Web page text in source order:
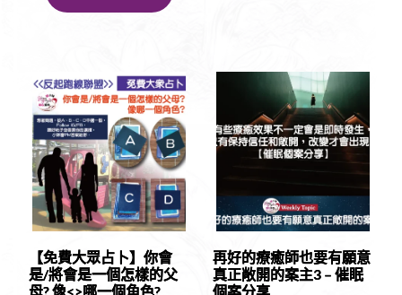
愛，
但
並
不
代
表
愛
就
不
在】
催
眠
我
即
刻
變
大
個……】”
【免費大眾占卜】你會
是/將會是一個怎樣的父
母? 像<>哪一個角色?
再好的療癒師也要有願意
真正敞開的案主3 – 催眠
個案分享